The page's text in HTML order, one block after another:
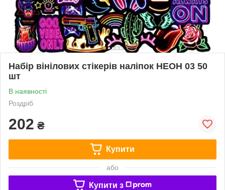
Набір вінілових стікерів наліпок НЕОН 03 50
шт
В наявності
Роздріб
202 ₴
Купити
або
Купити з